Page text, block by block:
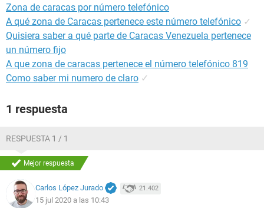
Zona de caracas por número telefónico
A qué zona de Caracas pertenece este número telefónico ✓
Quisiera saber a qué parte de Caracas Venezuela pertenece
un número fijo
A que zona de caracas pertenece el número telefónico 819
Como saber mi numero de claro ✓
1 respuesta
RESPUESTA 1 / 1
Mejor respuesta
Carlos López Jurado 21.402
15 jul 2020 a las 10:43